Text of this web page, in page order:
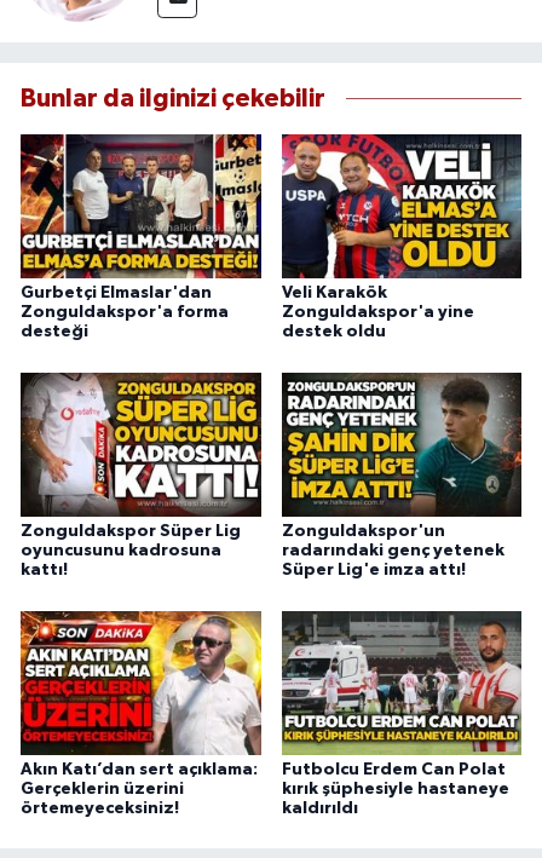
Bunlar da ilginizi çekebilir
Gurbetçi Elmaslar'dan
Zonguldakspor'a forma
desteği
Veli Karakök
Zonguldakspor'a yine
destek oldu
Zonguldakspor Süper Lig
oyuncusunu kadrosuna
kattı!
Zonguldakspor'un
radarındaki genç yetenek
Süper Lig'e imza attı!
Akın Katı’dan sert açıklama:
Gerçeklerin üzerini
örtemeyeceksiniz!
Futbolcu Erdem Can Polat
kırık şüphesiyle hastaneye
kaldırıldı